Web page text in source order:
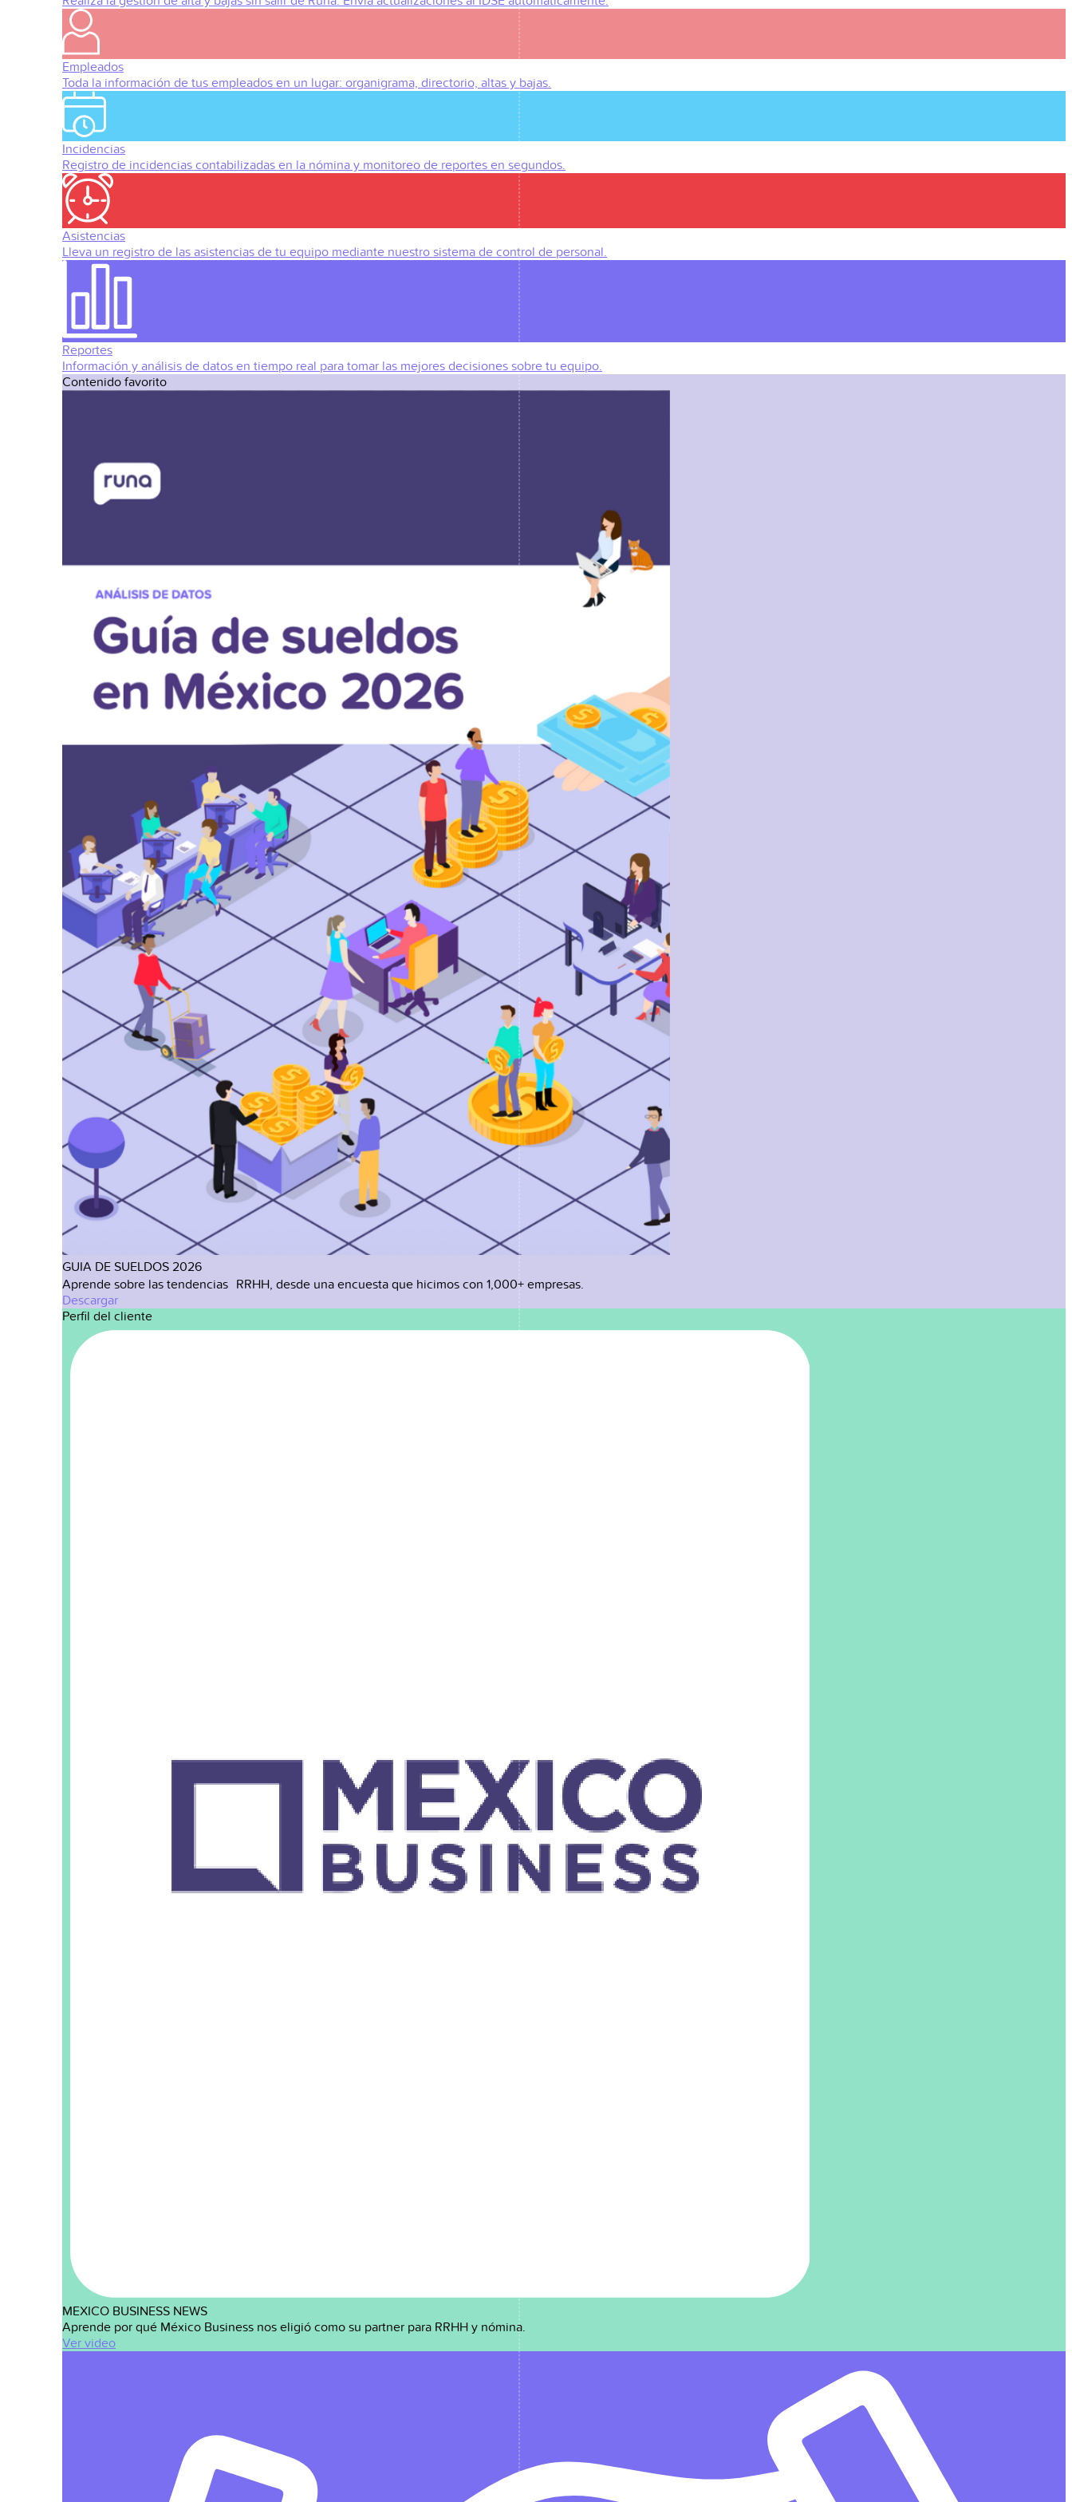
Empleados
Toda la información de tus empleados en un lugar: organigrama, directorio, altas y bajas.
Incidencias
Registro de incidencias contabilizadas en la nómina y monitoreo de reportes en segundos.
Asistencias
Lleva un registro de las asistencias de tu equipo mediante nuestro sistema de control de personal.
Reportes
Información y análisis de datos en tiempo real para tomar las mejores decisiones sobre tu equipo.
Contenido favorito
GUIA DE SUELDOS 2026
Aprende sobre las tendencias RRHH, desde una encuesta que hicimos con 1,000+ empresas.
Descargar
Perfil del cliente
MEXICO BUSINESS NEWS
Aprende por qué México Business nos eligió como su partner para RRHH y nómina.
Ver video